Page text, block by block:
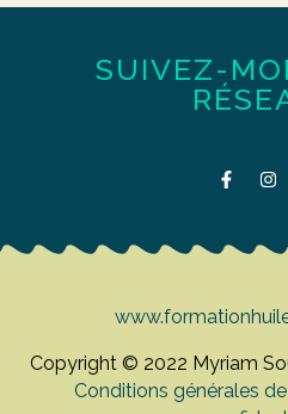
SUIVEZ-
Copyright © 2022 Myriam
Conditions générales